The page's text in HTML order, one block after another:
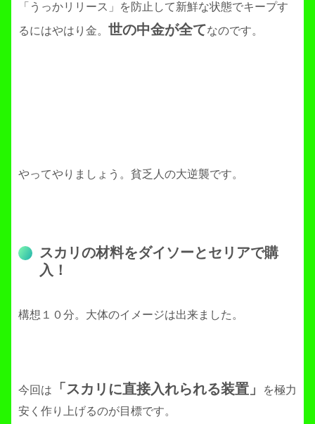
「うっかリリース」を防止して新鮮な状態でキープす
るにはやはり金。 世の中金が全てなのです。
やってやりましょう。貧乏人の大逆襲です。
スカリの材料をダイソーとセリアで購
入！
構想１０分。大体のイメージは出来ました。
今回は 「スカリに直接入れられる装置」
を極力
安く作り上げるのが目標です。